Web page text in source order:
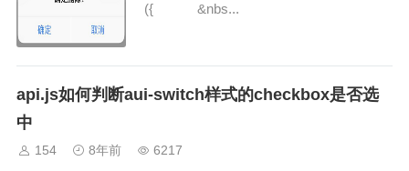
({ &nbs...
api.js如何判断aui-switch样式的checkbox是否选
中
154 8年前 6217